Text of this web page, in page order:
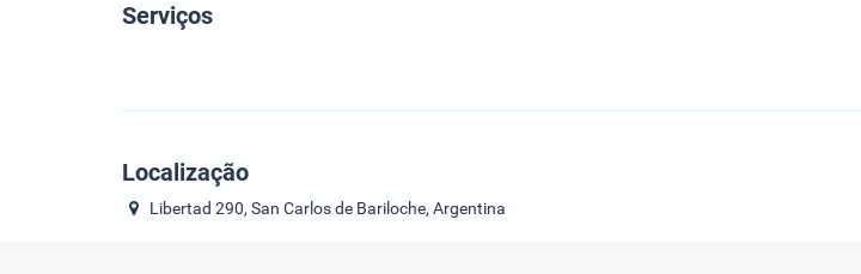
Serviços
Localização
Libertad 290, San Carlos de Bariloche, Argentina